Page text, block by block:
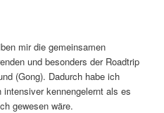
mir die gemeinsamen
und besonders der Roadtrip
(Gong). Dadurch habe ich
kennengelernt als es
gewesen wäre.